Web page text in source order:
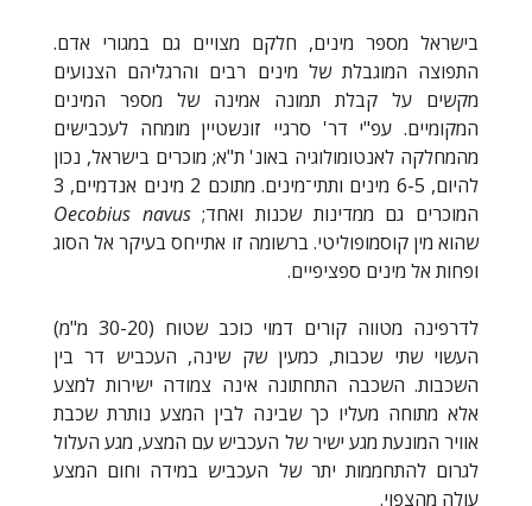
בישראל מספר מינים, חלקם מצויים גם במגורי אדם.
התפוצה המוגבלת של מינים רבים והרגליהם הצנועים
מקשים על קבלת תמונה אמינה של מספר המינים
המקומיים. עפ"י דר' סרגיי זונשטיין מומחה לעכבישים
מהמחלקה לאנטומולוגיה באונ' ת"א; מוכרים בישראל, נכון
להיום, 6-5 מינים ותתי־מינים. מתוכם 2 מינים אנדמיים, 3
המוכרים גם ממדינות שכנות ואחד;Oecobius navus
שהוא מין קוסמופוליטי. ברשומה זו אתייחס בעיקר אל הסוג
ופחות אל מינים ספציפיים.
לדרפינה מטווה קורים דמוי כוכב שטוח (30-20 מ"מ)
העשוי שתי שכבות, כמעין שק שינה, העכביש דר בין
השכבות. השכבה התחתונה אינה צמודה ישירות למצע
אלא מתוחה מעליו כך שבינה לבין המצע נותרת שכבת
אוויר המונעת מגע ישיר של העכביש עם המצע, מגע העלול
לגרום להתחממות יתר של העכביש במידה וחום המצע
עולה מהצפוי.